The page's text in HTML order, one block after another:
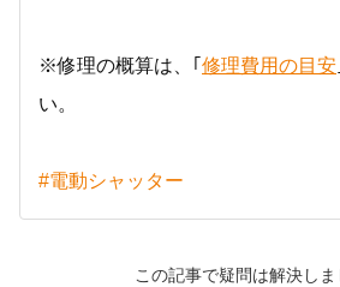
※修理の概算は、｢ 修理費用の目安
い。
#電動シャッター
この記事で疑問は解決しま